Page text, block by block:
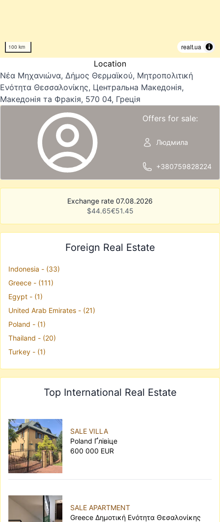
100 km realt.ua
Location
Νέα Μηχανιώνα, Δήμος Θερμαϊκού, Μητροπολιτική
Ενότητα Θεσσαλονίκης, Центральна Македонія,
Македонія та Фракія, 570 04, Греція
Offers for sale:
Людмила
+380759828224
Exchange rate 07.08.2026
$44.65€51.45
Foreign Real Estate
Indonesia - (33)
Greece - (111)
Egypt - (1)
United Arab Emirates - (21)
Poland - (1)
Thailand - (20)
Turkey - (1)
Top International Real Estate
SALE VILLA
Poland Ґлівіце
600 000 EUR
SALE APARTMENT
Greece Δημοτική Ενότητα Θεσαλονίκης